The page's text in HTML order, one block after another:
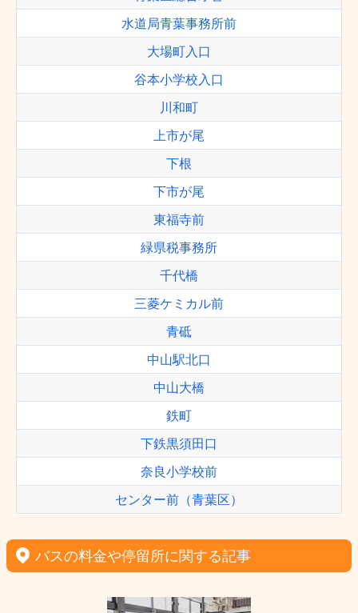
水道局青葉事務所前
大場町入口
谷本小学校入口
川和町
上市が尾
下根
下市が尾
東福寺前
緑県税事務所
千代橋
三菱ケミカル前
青砥
中山駅北口
中山大橋
鉄町
下鉄黒須田口
奈良小学校前
センター前（青葉区）
バスの料金や停留所に関する記事